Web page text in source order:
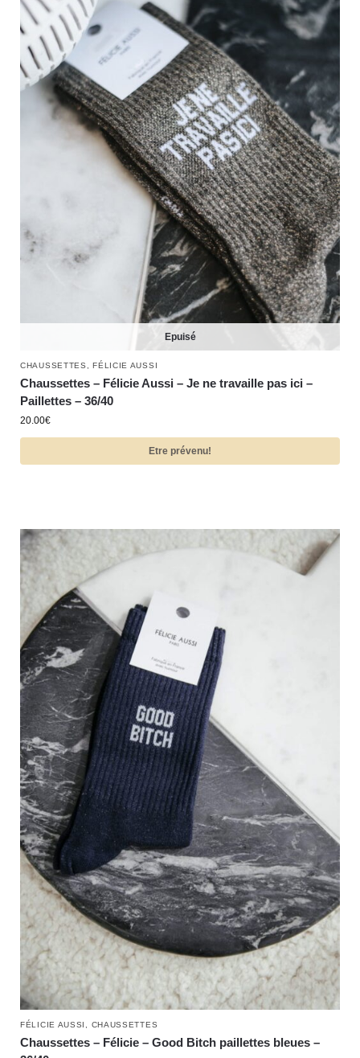
Epuisé
CHAUSSETTES ,FÉLICIE AUSSI
Chaussettes – Félicie Aussi – Je ne travaille pas ici –
Paillettes – 36/40
20.00€
Etre prévenu!
FÉLICIE AUSSI CHAUSSETTES
Chaussettes – Félicie – Good Bitch paillettes bleues –